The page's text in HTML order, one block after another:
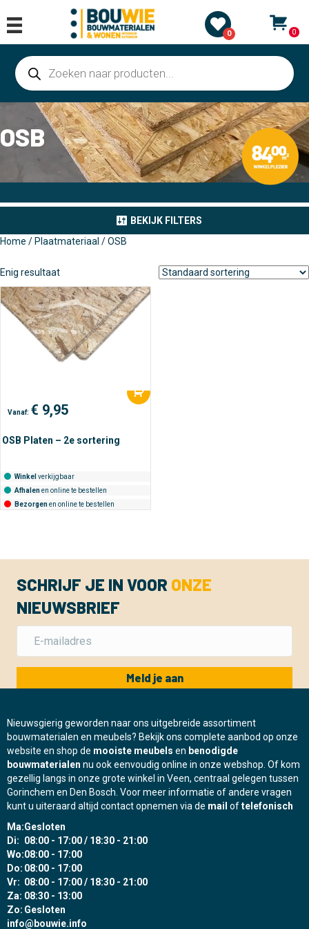
0 0
Producten
zoeken
OSB
BEKIJK FILTERS
Home / Plaatmateriaal / OSB
Enig resultaat
Vanaf: € 9,95
OSB Platen – 2e sortering
Winkel verkijgbaar
Afhalenen online te bestellen
Bezorgenen online te bestellen
SCHRIJF JE IN VOOR ONZE
NIEUWSBRIEF
Meld je aan
Nieuwsgierig geworden naar ons uitgebreide assortiment
bouwmaterialen en meubels? Bekijk ons complete aanbod op onze
website en shop de mooiste meubels en benodigde
bouwmaterialen nu ook eenvoudig online in onze webshop. Of kom
gezellig langs in onze grote winkel in Veen, centraal gelegen tussen
Gorinchem en Den Bosch. Voor meer informatie of andere vragen
kunt u uiteraard altijd contact opnemen via de mail oftelefonisch
Ma:Gesloten
Di: 08:00 - 17:00 / 18:30 - 21:00
Wo:08:00 - 17:00
Do: 08:00 - 17:00
Vr: 08:00 - 17:00 / 18:30 - 21:00
Za: 08:30 - 13:00
Zo: Gesloten
info@bouwie.info